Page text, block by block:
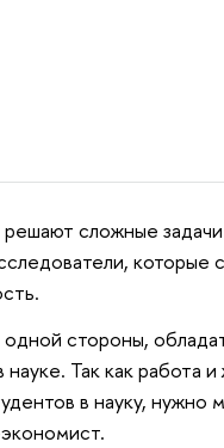
сложные
которые
стороны,
Так как работа
в науку,